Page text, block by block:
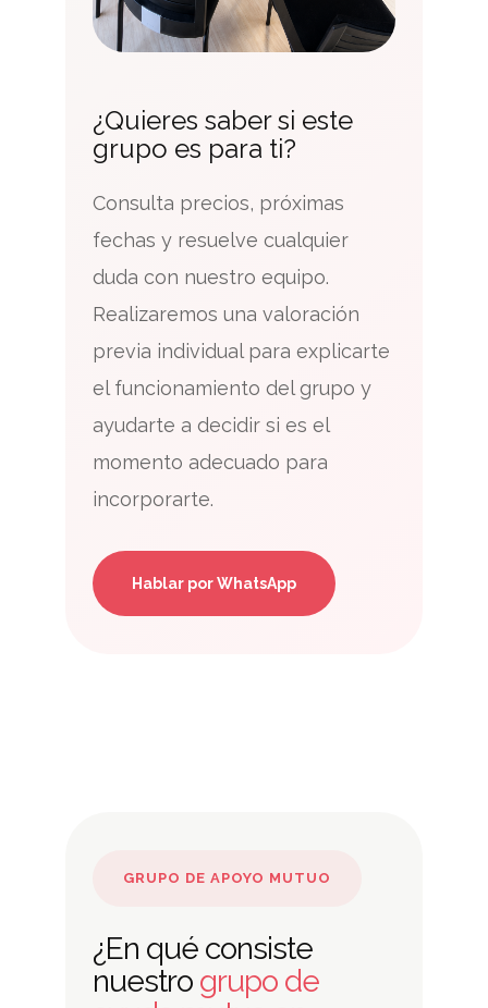
¿Quieres saber si este
grupo es para ti?
Consulta precios, próximas
fechas y resuelve cualquier
duda con nuestro equipo.
Realizaremos una valoración
previa individual para explicarte
el funcionamiento del grupo y
ayudarte a decidir si es el
momento adecuado para
incorporarte.
Hablar por WhatsApp
GRUPO DE APOYO MUTUO
¿En qué consiste
nuestro grupo de